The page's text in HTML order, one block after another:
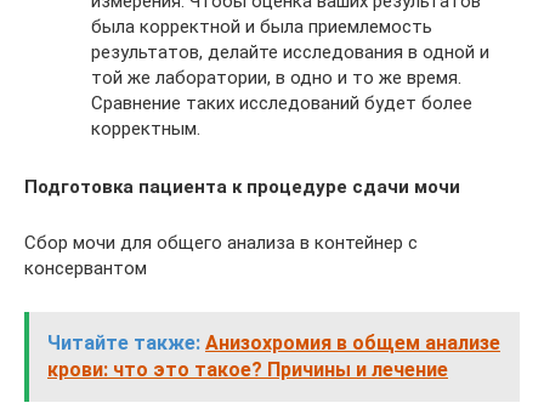
была корректной и была приемлемость
результатов, делайте исследования в одной и
той же лаборатории, в одно и то же время.
Сравнение таких исследований будет более
корректным.
Подготовка пациента к процедуре сдачи мочи
Сбор мочи для общего анализа в контейнер с
консервантом
Читайте также: Анизохромия в общем анализе
крови: что это такое? Причины и лечение